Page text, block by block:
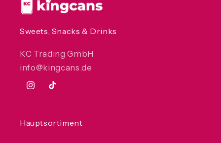
Sweets, Snacks & Drinks
KC Trading GmbH
info@kingcans.de
InstagramTikTok
Hauptsortiment